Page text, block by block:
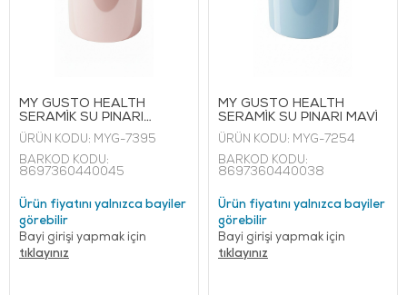
MY GUSTO HEALTH
SERAMİK SU PINARI
PEMBE
ÜRÜN KODU: MYG-7395
BARKOD KODU:
8697360440045
Ürün fiyatını yalnızca bayiler
görebilir
Bayi girişi yapmak için
tıklayınız
MY GUSTO HEALTH
SERAMİK SU PINARI MAVİ
ÜRÜN KODU: MYG-7254
BARKOD KODU:
8697360440038
Ürün fiyatını yalnızca bayiler
görebilir
Bayi girişi yapmak için
tıklayınız